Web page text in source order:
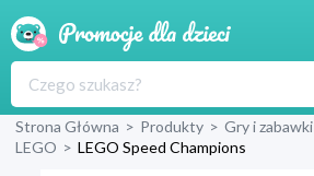
Produkty
Strona Główna > Produkty > Gry i zabawki
LEGO > LEGO Speed Champions